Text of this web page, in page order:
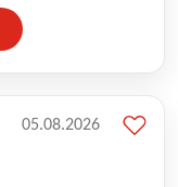
05.08.2026